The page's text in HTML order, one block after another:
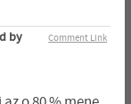
Comment Link
by